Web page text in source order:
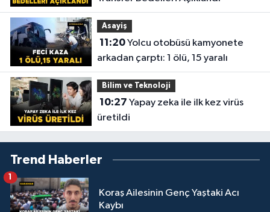
Asayiş
11:20Yolcu otobüsü kamyonete
arkadan çarptı: 1 ölü, 15 yaralı
Bilim ve Teknoloji
10:27
üretildi
Trend Haberler
Koraş Ailesinin Genç Yaştaki Acı
Kaybı
1